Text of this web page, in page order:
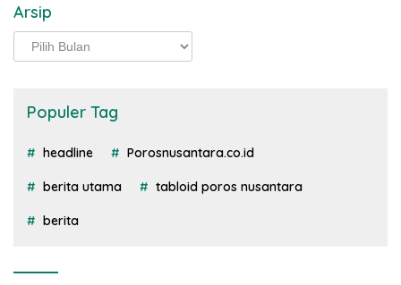
Arsip
Arsip
Populer Tag
headline Porosnusantara.co.id
berita utama tabloid poros nusantara
berita